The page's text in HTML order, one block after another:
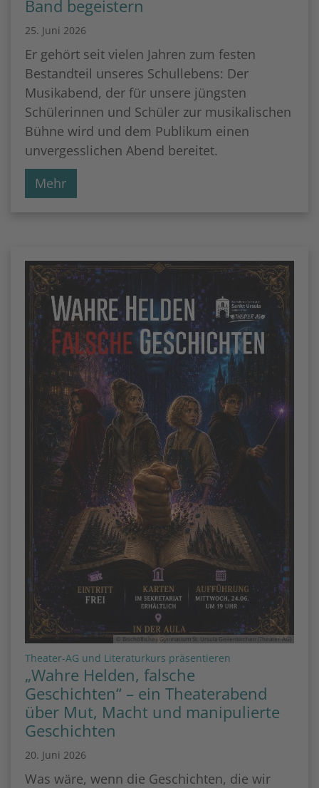
Band begeistern
25. Juni 2026
Er gehört seit vielen Jahren zum festen
Bestandteil unseres Schullebens: Der
Musikabend, der für unsere jüngsten
Schülerinnen und Schüler zur musikalischen
Bühne wird und dem Publikum einen
unvergesslichen Abend bereitet.
Mehr
© Bischöfliches Gymnasium St. Ursula Geilenkirchen (Theater-AG)
Theater-AG und Literaturkurs präsentieren
„Wahre Helden, falsche
Geschichten“ – ein Theaterabend
über Mut, Macht und manipulierte
Geschichten
20. Juni 2026
Was wäre, wenn die Geschichten, die wir